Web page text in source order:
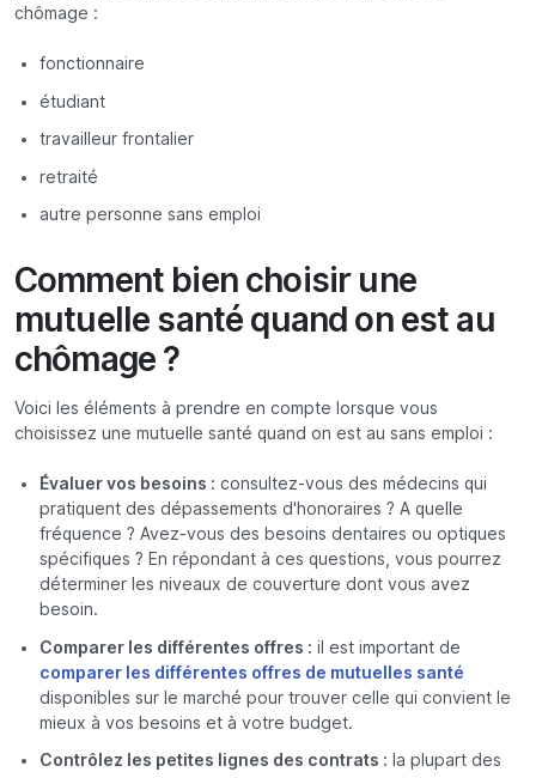
chômage :
fonctionnaire
étudiant
travailleur frontalier
retraité
autre personne sans emploi
Comment bien choisir une
mutuelle santé quand on est au
chômage ?
Voici les éléments à prendre en compte lorsque vous
choisissez une mutuelle santé quand on est au sans emploi :
Évaluer vos besoins : consultez-vous des médecins qui
pratiquent des dépassements d'honoraires ? A quelle
fréquence ? Avez-vous des besoins dentaires ou optiques
spécifiques ? En répondant à ces questions, vous pourrez
déterminer les niveaux de couverture dont vous avez
besoin.
Comparer les différentes offres : il est important de
comparer les différentes offres de mutuelles santé
disponibles sur le marché pour trouver celle qui convient le
mieux à vos besoins et à votre budget.
Contrôlez les petites lignes des contrats : la plupart des